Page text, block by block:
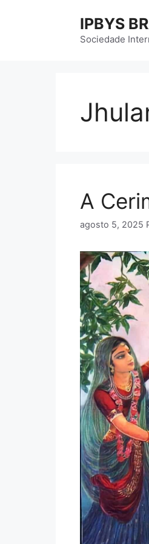
IPBYS
Sociedade
A
agosto 5, 2025